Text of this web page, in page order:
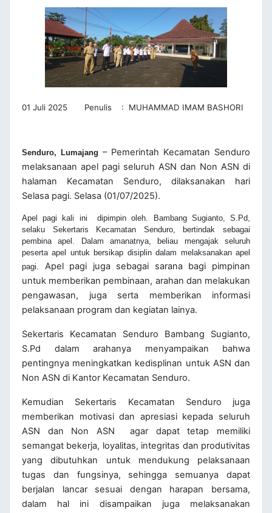
01 Juli 2025 Penulis : MUHAMMAD IMAM BASHORI
Senduro, Lumajang – Pemerintah Kecamatan Senduro
melaksanaan apel pagi seluruh ASN dan Non ASN di
halaman Kecamatan Senduro, dilaksanakan hari
Selasa pagi. Selasa (01/07/2025).
Apel pagi kali ini dipimpin oleh. Bambang Sugianto, S.Pd,
selaku Sekertaris Kecamatan Senduro, bertindak sebagai
pembina apel. Dalam amanatnya, beliau mengajak seluruh
peserta apel untuk bersikap disiplin dalam melaksanakan apel
pagi. Apel pagi juga sebagai sarana bagi pimpinan
untuk memberikan pembinaan, arahan dan melakukan
pengawasan, juga serta memberikan informasi
pelaksanaan program dan kegiatan lainya.
Sekertaris Kecamatan Senduro Bambang Sugianto,
S.Pd dalam arahanya menyampaikan bahwa
pentingnya meningkatkan kedisplinan untuk ASN dan
Non ASN di Kantor Kecamatan Senduro.
Kemudian Sekertaris Kecamatan Senduro juga
memberikan motivasi dan apresiasi kepada seluruh
ASN dan Non ASN agar dapat tetap memiliki
semangat bekerja, loyalitas, integritas dan produtivitas
yang dibutuhkan untuk mendukung pelaksanaan
tugas dan fungsinya, sehingga semuanya dapat
berjalan lancar sesuai dengan harapan bersama,
dalam hal ini disampaikan juga melaksanakan